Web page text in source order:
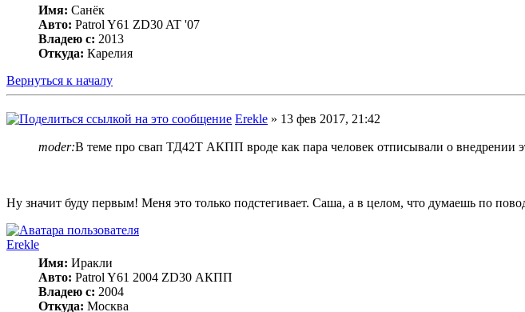
Имя: Санёк
Авто: Patrol Y61 ZD30 AT '07
Владею с: 2013
Откуда: Карелия
Вернуться к началу
Erekle » 13 фев 2017, 21:42
moder:В теме про свап ТД42Т АКПП вроде как пара человек отписывали о внедрении
Ну значит буду первым! Меня это только подстегивает. Саша, а в целом, что думаешь по
Erekle
Имя: Иракли
Авто: Patrol Y61 2004 ZD30 АКПП
Владею с: 2004
Откуда: Москва